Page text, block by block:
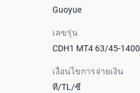
Guoyue
เลขรุ่น
CDH1 MT4 63/45-1400
เงื่อนไขการจ่ายเงิน
ที/TL/ซี